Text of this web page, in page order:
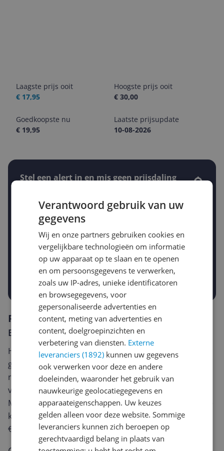
Laagste prijs ooit
€ 17,95
Hoogste prijs ooit
€ 30,00
Goedkoopste nu
€ 19,95
Laatste prijsupdate
10-08-2026
Stel een alert in en mis geen prijsdaling
Gewenste daling of bedrag
-10% -15%
Gewenste prijs
€
Prijsalert aanzetten
Reviews
Er zijn nog geen reviews geschreven
Heb jij dit product in bezit en wil je graag je mening
geven? Start dan hieronder met het schrijven van je
review. Afhankelijk van de details duurt het schrijven
van een review gemiddeld tussen de 3 en 10 minuten.
Met jouw mening help je andere bezoekers een betere
keuze te maken én maak je iedere maand kans op
€250,-!
Klik hier voor de actievoorwaarden.
Verantwoord gebruik van uw
gegevens
Wij en onze partners gebruiken cookies en
vergelijkbare technologieën om informatie
op uw apparaat op te slaan en te openen
en om persoonsgegevens te verwerken,
zoals uw IP-adres, unieke identificatoren
en browsegegevens, voor
gepersonaliseerde advertenties en
content, meting van advertenties en
content, doelgroepinzichten en
verbetering van diensten. Externe
leveranciers (1892) kunnen uw gegevens
ook verwerken voor deze en andere
doeleinden, waaronder het gebruik van
nauwkeurige geolocatiegegevens en
apparaateigenschappen. Uw keuzes
gelden alleen voor deze website. Sommige
leveranciers kunnen zich beroepen op
gerechtvaardigd belang in plaats van